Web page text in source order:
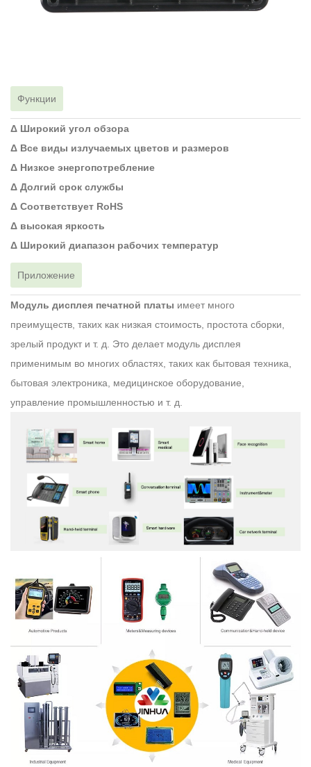
Функции
Δ Широкий угол обзора
Δ Все виды излучаемых цветов и размеров
Δ Низкое энергопотребление
Δ Долгий срок службы
Δ Соответствует RoHS
Δ высокая яркость
Δ Широкий диапазон рабочих температур
Приложение
Модуль дисплея печатной платы имеет много
преимуществ, таких как низкая стоимость, простота сборки,
зрелый продукт и т. д. Это делает модуль дисплея
применимым во многих областях, таких как бытовая техника,
бытовая электроника, медицинское оборудование,
управление промышленностью и т. д.